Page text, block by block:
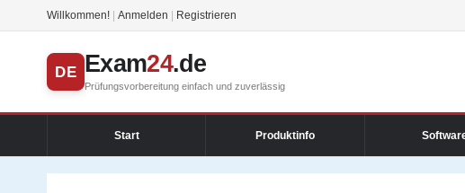
Willkommen! Anmelden Registrieren
DE Exam24.de
Prüfungsvorbereitung einfach und zuverlässig
Start Produktinfo